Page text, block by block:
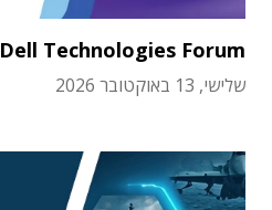
Dell Technologies Forum
שלישי, 13 באוקטובר 2026